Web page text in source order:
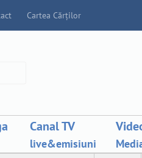
Cartea Cărților
Canal TV
live&emisiuni